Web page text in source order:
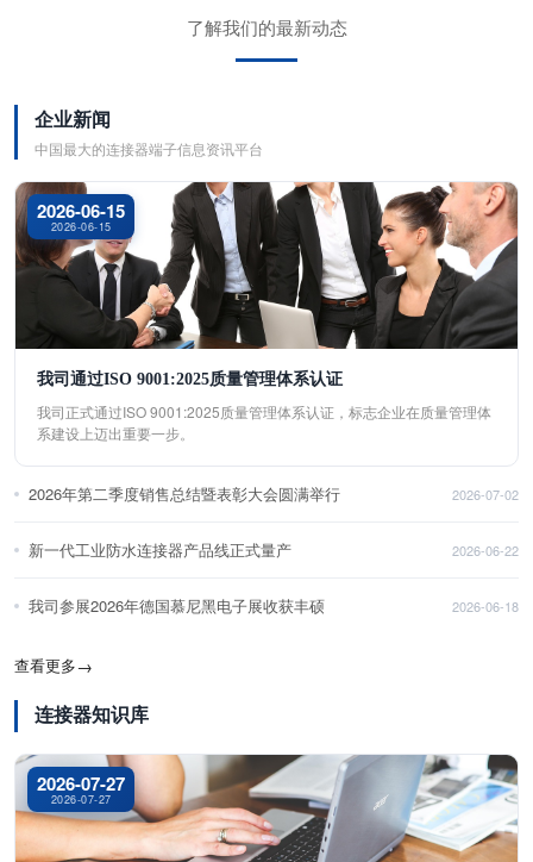
了解我们的最新动态
企业新闻
中国最大的连接器端子信息资讯平台
2026-06-15
2026-06-15
我司通过ISO 9001:2025质量管理体系认证
我司正式通过ISO 9001:2025质量管理体系认证，标志企业在质量管理体
系建设上迈出重要一步。
2026年第二季度销售总结暨表彰大会圆满举行 2026-07-02
新一代工业防水连接器产品线正式量产 2026-06-22
我司参展2026年德国慕尼黑电子展收获丰硕 2026-06-18
查看更多→
连接器知识库
2026-07-27
2026-07-27